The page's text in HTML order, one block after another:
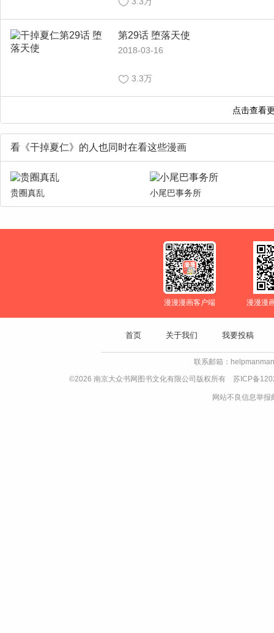
第29话 堕落天使
2018-03-16
3.3万
看《干掉夏仁》的人也同时在看这些漫画
贵圈真乱 小尾巴事务所
漫漫漫画客户端 漫漫漫
首页 关于我们 我要投稿
联系邮箱：
©2026 南京大众书网图书文化有限公司版权所有 苏ICP备
网站不良信息举